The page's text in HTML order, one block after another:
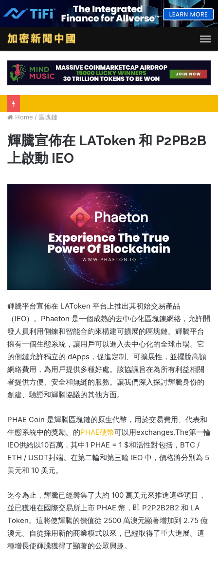
Home / 區塊鏈
輝騰宣佈在 LAToken 和 P2PB2B
上啟動 IEO
輝騰平台宣佈在 LAToken 平台上推出其初始交易產品
（IEO）。 Phaeton 是一個成熟的去中心化區塊鍊網絡，允許開
發人員利用側鍊和智能合約來構建可擴展的區塊鏈。 輝騰平台
擁有一個生態系統，讓用戶可以進入去中心化的全球市場。 它
的側鏈允許獨立的 dApps，促進定制、可擴展性，並擺脫高額
網絡費用，為用戶提供多種好處。 該協議旨在為所有利益相關
者提供方便、安全和無縫的服務。 讓我們深入探討輝騰身份的
創建、驗證和輝騰協議的其他方面。
PHAE Coin 是輝騰區塊鏈的原生代幣，用於交易費用、代表和
生態系統中的獎勵。 的PHAE硬幣可以用exchanges.The第一輪
IEO供給以10百萬，其中1 PHAE = 1 $和活性對包括，BTC /
ETH / USDT封端。 在第二輪和第三輪 IEO 中，價格將分別為 5
美元和 10 美元。
迄今為止，輝騰已經籌集了大約 100 萬美元來推進這些項目，
並已獲准在國際交易所上市 PHAE 幣，即 P2P2B2B2 和 LA
Token。 這將使輝騰的價值從 2500 萬澳元顯著增加到 2.75 億
澳元。
自從採用新的商業模式以來，已經取得了重大進展。 這
種增長使輝騰獲得了顯著的公眾興趣。